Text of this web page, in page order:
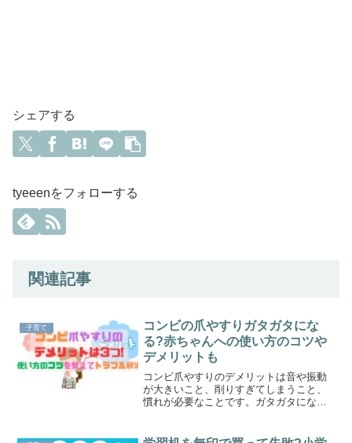
シェアする
tyeeenをフォローする
関連記事
子育て
コンビの爪やすりガタガタにな
る?赤ちゃんへの使い方のコツや
デメリットも
コンビ爪やすりのデメリットは音や振動
が大きいこと、削りすぎてしまうこと、
慣れが必要なことです。ガタガタになら
入できる場所についても紹介するので、